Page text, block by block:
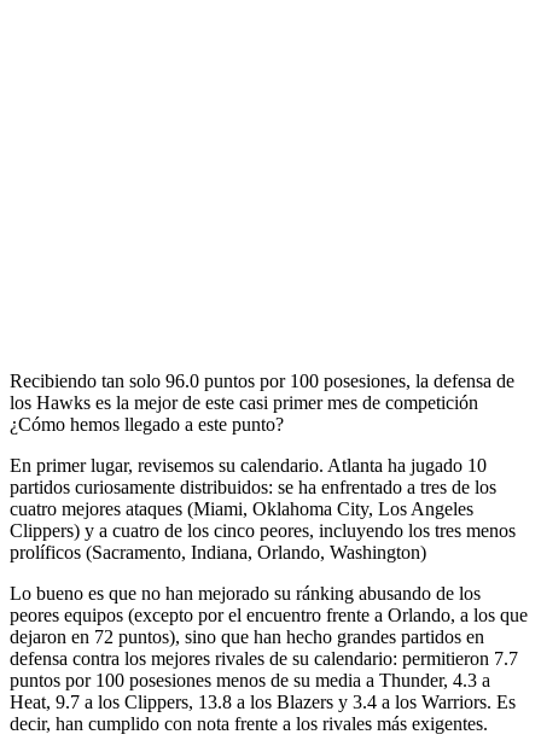
Recibiendo tan solo 96.0 puntos por 100 posesiones, la defensa de
los Hawks es la mejor de este casi primer mes de competición
¿Cómo hemos llegado a este punto?
En primer lugar, revisemos su calendario. Atlanta ha jugado 10
partidos curiosamente distribuidos: se ha enfrentado a tres de los
cuatro mejores ataques (Miami, Oklahoma City, Los Angeles
Clippers) y a cuatro de los cinco peores, incluyendo los tres menos
prolíficos (Sacramento, Indiana, Orlando, Washington)
Lo bueno es que no han mejorado su ránking abusando de los
peores equipos (excepto por el encuentro frente a Orlando, a los que
dejaron en 72 puntos), sino que han hecho grandes partidos en
defensa contra los mejores rivales de su calendario: permitieron 7.7
puntos por 100 posesiones menos de su media a Thunder, 4.3 a
Heat, 9.7 a los Clippers, 13.8 a los Blazers y 3.4 a los Warriors. Es
decir, han cumplido con nota frente a los rivales más exigentes.